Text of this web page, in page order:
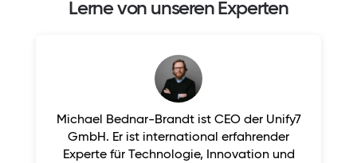
Lerne von unseren Experten
Michael Bednar-Brandt ist CEO der Unify7
GmbH. Er ist international erfahrender
Experte für Technologie, Innovation und